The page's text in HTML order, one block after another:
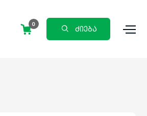
0
ძიება